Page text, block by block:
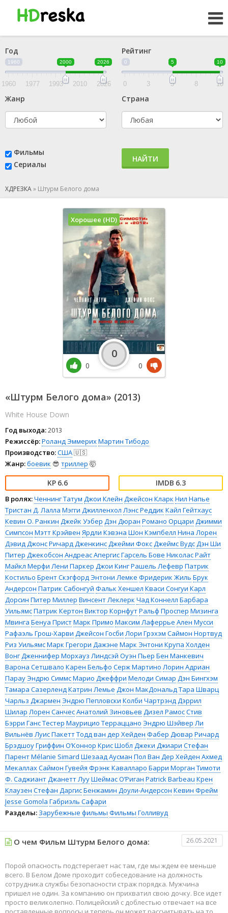
Год
1960 2000 2026
1960 1977 1993 2010 2026
Рейтинг
0 5 10
0 3 5 8 10
Жанр Страна
Фильмы
Сериалы
НАЙТИ
ХДРЕЗКА» Штурм Белого дома
«Штурм Белого дома» (2013)
White House Down
Год выхода:2013
Режиссёр:Роланд ЭммерихМартин Тибодо
Производство:США🇺🇸
Жанр:боевик 😎 триллер 🤯
6.6 6.3
В ролях:Ченнинг Татум Джои Клейн Джейсон Кларк Нил Напье
Тристан Д. Лалла Мэгги Джилленхол Лэнс Реддик Кайл Гейтхаус
Кевин О. Ранкин Джейк Уэбер Дэн Дюран Романо Орцари Джимми
Симпсон Мэтт Крэйвен Ярдли Кэвэна Шон Кэмпбелл Нина Лорен
Дэвид ДжонсРичард ДженкинсДжейми ФоксДжеймс ВудсДэн Ши
Питер Джекобсон Андреас АпергисГарсель Бове Николас Райт
Майкл Мерфи Лени Паркер Джои КингРашель Лефевр Патрик
Костильо Брент СкэгфордЭнтони Лемке Фридерик Жиль Брук
Андерсон Патрик Сабонгуй Фальк Хеншел Кваси Сонгуи Карл
Дорсин Питер Миллер Винсент Леклерк Чад Коннелл Барбара
УильямсПатрик Кертон Виктор КорнфутРальф Проспер Мизинга
Мвинга Бенуа ПристМарк Примо Максим Лаферрье Ален Мусси
Рафаэль Грош-Харви Джейсон Госби Лори Грэхэм Саймон Нортвуд
Риз УильямсМарк Грегори Дажэне Марк Энтони Крупа Холден
ВонгДженнифер Морхауз Линдсэй Оуэн Пьер Бен Манкевич
Варона Сетшвало Карен Бельфо Серж Мартино Лорин Адриан
ПарауЭндрю СиммсМарио Джеффри Мелоди Симар Дэн Бингхэм
Тамара СазерлендКатрин Лемье Джон МакДональдТара Шварц
Чарльз Джармен Эндрю Пепловски Колби ЧартрэндДэррил
Шилар Лорен СанчесАнатолий Зиновьев Дизел РамосСтив
Бэрри Ганс Тестер Маурицио Терраццано Эндрю Шэйвер Ли
Вильнёв Луис ПакеттТодд ван дер Хейден Фабер Дювар Ричард
БрэдшоуГриффин О’Коннор Крис Шобл Джеки Джиари Стефан
ПарентMélanie Simard Шезаад Аусман Пол Ван Дер Хейден Ахмед
МекаллахСаймон Гувейя Фрэнк Кавалларо Барри Морган Тимоти
Ф. СаджиантДжанетт ЛууШеймас О’Риган Patrick Barbeau Крен
Клаузен Стефан ДаргисБенжамин Доули-Андерсон Кевин Фрейм
Jesse Gomola Габриэль Сафари
Разделы: Зарубежные фильмы Фильмы Голливуд
Хорошее (HD)
0
0
0
О чем Фильм Штурм Белого дома: 26.05.2021
Порой опасность подстерегает нас там, где мы ждем ее меньше
всего. В Белом Доме проходит собеседование на должность
сотрудника службы безопасности страж порядка. Мужчина
пришел не один. За компанию он прихватил свою дочку. Все идет
просто великолепно. Полицейский с доблестью отвечает на все